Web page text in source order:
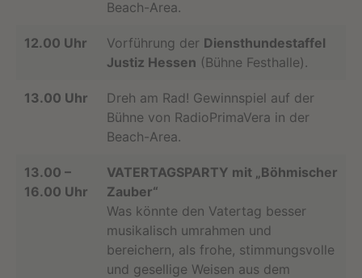
Beach-Area.
12.00 Uhr Vorführung der Diensthundestaffel
Justiz Hessen (Bühne Festhalle).
13.00 Uhr
Dreh am Rad! Gewinnspiel auf der
Bühne von RadioPrimaVera in der
Beach-Area.
13.00 –
16.00 Uhr
VATERTAGSPARTY mit „Böhmischer
Zauber“
Was könnte den Vatertag besser
musikalisch umrahmen und
bereichern, als frohe, stimmungsvolle
und gesellige Weisen aus dem